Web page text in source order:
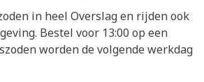
in heel Overslag en rijden ook
Bestel voor 13:00 op een
worden de volgende werkdag